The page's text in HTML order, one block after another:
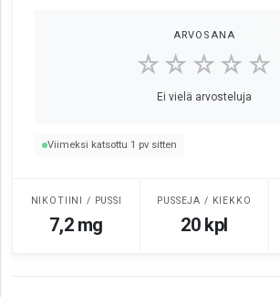
ARVOSANA
☆☆☆☆☆
Ei vielä arvosteluja
Viimeksi katsottu 1 pv sitten
NIKOTIINI / PUSSI
7,2 mg
PUSSEJA / KIEKKO
20 kpl